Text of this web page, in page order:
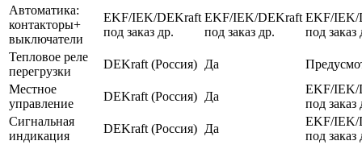
Автоматика:
контакторы+
выключатели
EKF/IEK/DEKraft
под заказ др.
EKF/IEK/DEKraft
под заказ др.
EKF/IEK/
под заказ
Тепловое реле
перегрузки
DEKraft (Россия) Да
Местное
управление
DEKraft (Россия) Да
EKF/IEK/
под заказ
Сигнальная
индикация
DEKraft (Россия) Да
EKF/IEK/
под заказ